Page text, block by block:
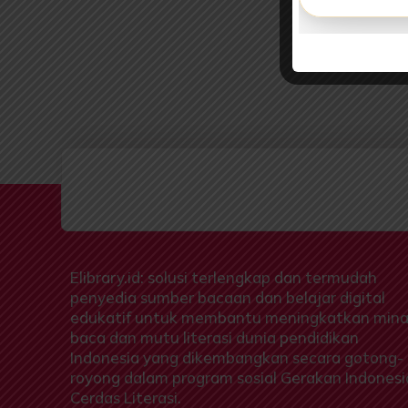
Elibrary.id: solusi terlengkap dan termudah
penyedia sumber bacaan dan belajar digital
edukatif untuk membantu meningkatkan
baca dan mutu literasi dunia pendidikan
Indonesia yang dikembangkan secara gotong-
royong dalam program sosial Gerakan
Cerdas Literasi.